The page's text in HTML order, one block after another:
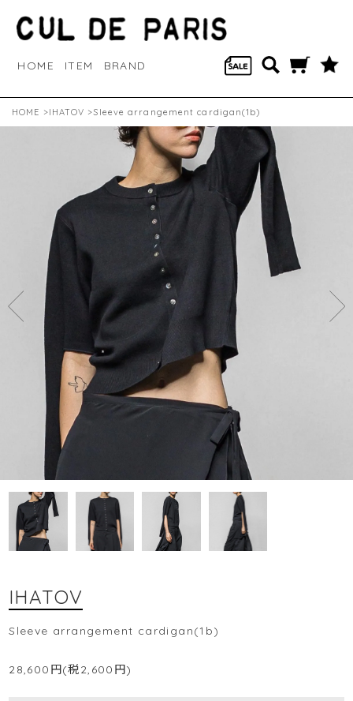
HOME ITEM BRAND
HOME >IHATOV >Sleeve arrangement cardigan(1b)
IHATOV
Sleeve arrangement cardigan(1b)
28,600円(税2,600円)